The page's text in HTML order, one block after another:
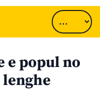
e popul no